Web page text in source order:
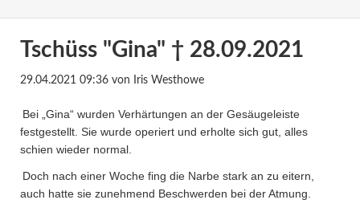
Tschüss "Gina" † 28.09.2021
29.04.2021 09:36von Iris Westhowe
Bei „Gina“ wurden Verhärtungen an der Gesäugeleiste
festgestellt. Sie wurde operiert und erholte sich gut, alles
schien wieder normal.
Doch nach einer Woche fing die Narbe stark an zu eitern,
auch hatte sie zunehmend Beschwerden bei der Atmung.